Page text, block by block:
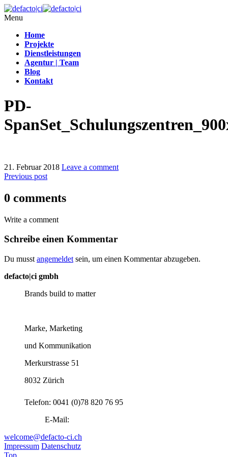
Menu
Home
Projekte
Dienstleistungen
Agentur | Team
Blog
Kontakt
PD-
21. Februar 2018 Leave a comment
Previous post
0 comments
Write a comment
Schreibe einen Kommentar
Du musst angemeldet sein, um einen Kommentar abzugeben.
defacto|ci gmbh
Brands build to matter
Marke, Marketing
und Kommunikation
Merkurstrasse 51
8032 Zürich
Telefon: 0041 (0)78 820 76 95
E-Mail:
welcome@defacto-ci.ch
Impressum Datenschutz
Top